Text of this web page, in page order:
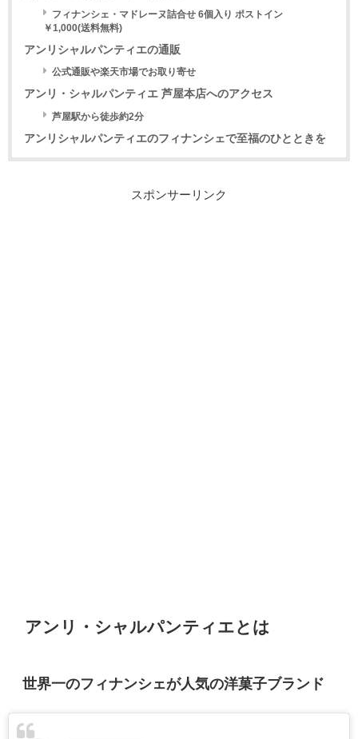
フィナンシェ・マドレーヌ詰合せ 6個入り ポストイン
￥1,000(送料無料)
アンリシャルパンティエの通販
公式通販や楽天市場でお取り寄せ
アンリ・シャルパンティエ 芦屋本店へのアクセス
芦屋駅から徒歩約2分
アンリシャルパンティエのフィナンシェで至福のひとときを
スポンサーリンク
アンリ・シャルパンティエとは
世界一のフィナンシェが人気の洋菓子ブランド